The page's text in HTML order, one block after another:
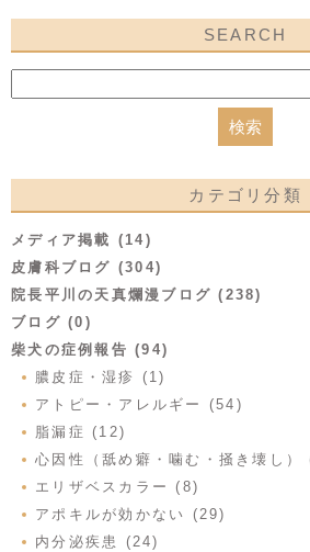
SEARCH
カテゴリ分類
メディア掲載 (14)
皮膚科ブログ (304)
院長平川の天真爛漫ブログ (238)
ブログ (0)
柴犬の症例報告 (94)
膿皮症・湿疹 (1)
アトピー・アレルギー (54)
脂漏症 (12)
心因性（舐め癖・噛む・掻き壊し）
エリザベスカラー (8)
アポキルが効かない (29)
内分泌疾患 (24)